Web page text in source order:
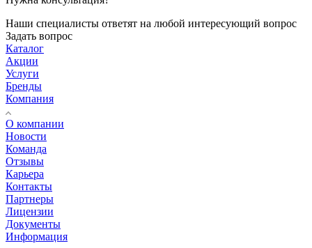
Наши специалисты ответят на любой интересующий вопрос
Задать вопрос
Каталог
Акции
Услуги
Бренды
Компания
О компании
Новости
Команда
Отзывы
Карьера
Контакты
Партнеры
Лицензии
Документы
Информация